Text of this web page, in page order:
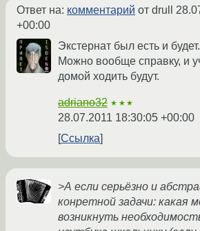
Ответ на: комментарий от drull
+00:00
Экстернат был есть и будет.
Можно вообще справку, и
домой ходить будут.
adriano32 ★★★
28.07.2011 18:30:05 +00:00
Ссылка
>А если серьёзно и
конретной задачи: какая
возникнуть